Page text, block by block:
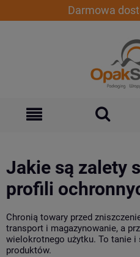
Darmowa
Jakie są zalety
profili
Chronią towary przed
transport i magazynowanie, a
wielokrotnego użytku. To tanie i
produktów.